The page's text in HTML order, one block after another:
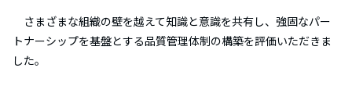
さまざまな組織の壁を越えて知識と意識を共有し、強固なパー
トナーシップを基盤とする品質管理体制の構築を評価いただきま
した。